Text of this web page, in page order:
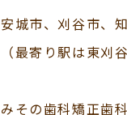
安城市、刈谷市、
（最寄り駅は東刈
みその歯科矯正歯